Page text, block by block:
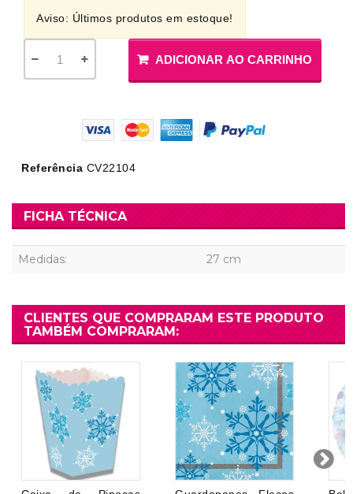
Aviso: Últimos produtos em estoque!
ADICIONAR AO CARRINHO
Referência CV22104
FICHA TÉCNICA
Medidas: 27 cm
CLIENTES QUE COMPRARAM ESTE PRODUTO
TAMBÉM COMPRARAM: